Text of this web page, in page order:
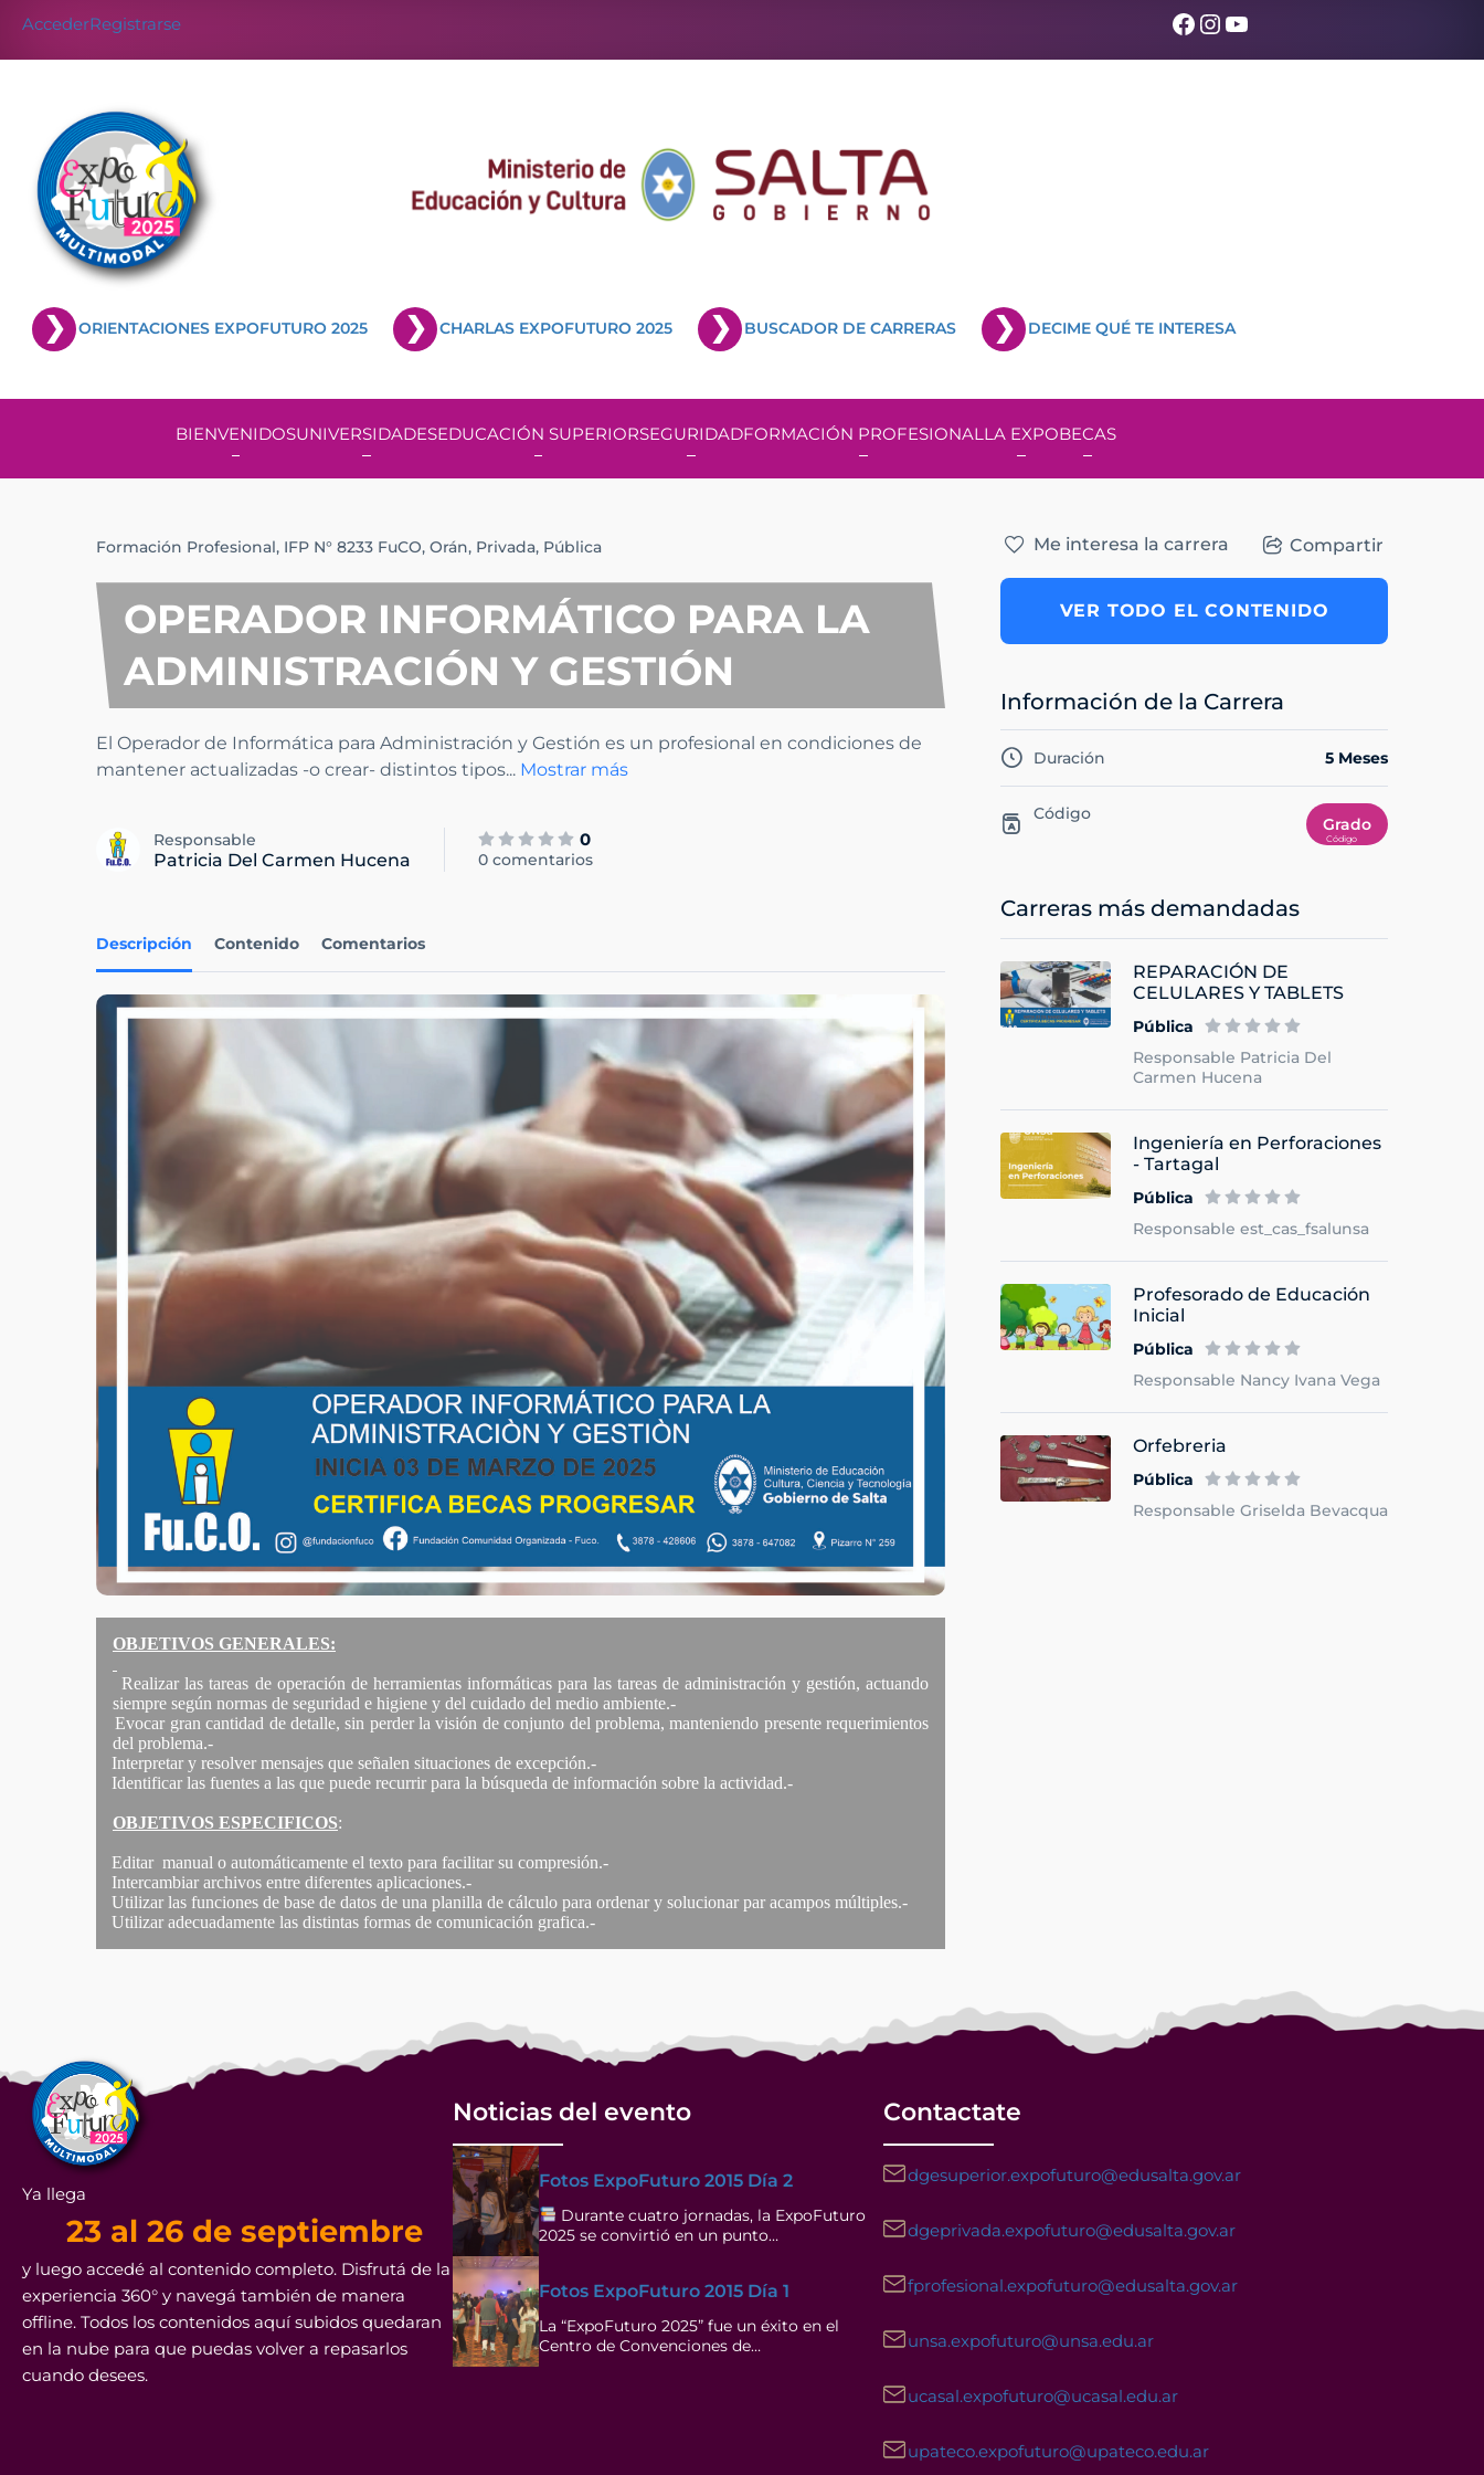
AccederRegistrarse Facebook
Instagram
YouTube
ORIENTACIONES EXPOFUTURO 2025 CHARLAS EXPOFUTURO 2025 BUSCADOR DE CARRERAS DECIME QUÉ TE INTERESA
BIENVENIDOSUNIVERSIDADESEDUCACIÓN SUPERIORSEGURIDADFORMACIÓN PROFESIONALLA EXPOBECAS
Formación Profesional, IFP N° 8233 FuCO, Orán, Privada, Pública
OPERADOR INFORMÁTICO PARA LA
ADMINISTRACIÓN Y GESTIÓN
El Operador de Informática para Administración y Gestión es un profesional en condiciones de
mantener actualizadas -o crear- distintos tipos... Mostrar más
Responsable
Patricia Del Carmen Hucena
0
0 comentarios
Descripción Contenido Comentarios
OBJETIVOS GENERALES:
Realizar las tareas de operación de herramientas informáticas para las tareas de administración y gestión, actuando
siempre según normas de seguridad e higiene y del cuidado del medio ambiente.-
Evocar gran cantidad de detalle, sin perder la visión de conjunto del problema, manteniendo presente requerimientos
del problema.-
Interpretar y resolver mensajes que señalen situaciones de excepción.-
Identificar las fuentes a las que puede recurrir para la búsqueda de información sobre la actividad.-
OBJETIVOS ESPECIFICOS:
Editar manual o automáticamente el texto para facilitar su compresión.-
Intercambiar archivos entre diferentes aplicaciones.-
Utilizar las funciones de base de datos de una planilla de cálculo para ordenar y solucionar par acampos múltiples.-
Utilizar adecuadamente las distintas formas de comunicación grafica.-
Me interesa la carrera Compartir
VER TODO EL CONTENIDO
Información de la Carrera
Duración 5 Meses
Código
Grado
Carreras más demandadas
REPARACIÓN DE
CELULARES Y TABLETS
Pública
Responsable Patricia Del
Carmen Hucena
Ingeniería en Perforaciones
- Tartagal
Pública
Responsable est_cas_fsalunsa
Profesorado de Educación
Inicial
Pública
Responsable Nancy Ivana Vega
Orfebreria
Pública
Responsable Griselda Bevacqua
Ya llega
23 al 26 de septiembre
y luego accedé al contenido completo. Disfrutá de la
experiencia 360° y navegá también de manera
offline. Todos los contenidos aquí subidos quedaran
en la nube para que puedas volver a repasarlos
cuando desees.
Noticias del evento
Fotos ExpoFuturo 2015 Día 2
Durante cuatro jornadas, la ExpoFuturo
2025 se convirtió en un punto…
Fotos ExpoFuturo 2015 Día 1
La “ExpoFuturo 2025” fue un éxito en el
Centro de Convenciones de…
Contactate
dgesuperior.expofuturo@edusalta.gov.ar
dgeprivada.expofuturo@edusalta.gov.ar
fprofesional.expofuturo@edusalta.gov.ar
unsa.expofuturo@unsa.edu.ar
ucasal.expofuturo@ucasal.edu.ar
upateco.expofuturo@upateco.edu.ar